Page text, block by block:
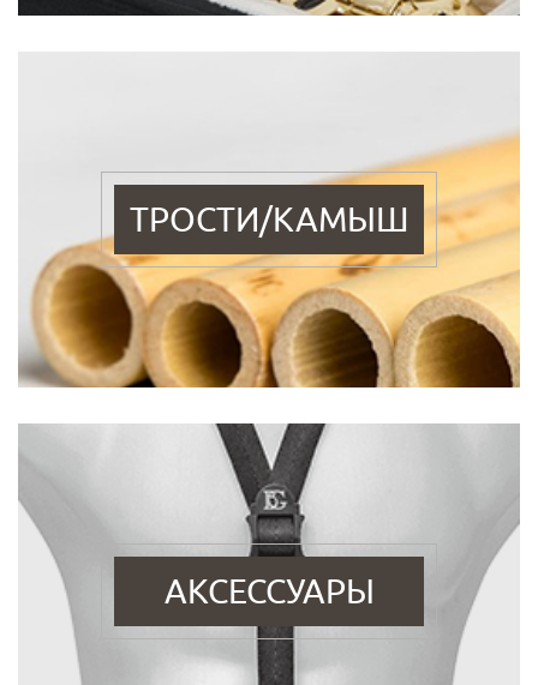
ТРОСТИ/КАМЫШ
АКСЕССУАРЫ